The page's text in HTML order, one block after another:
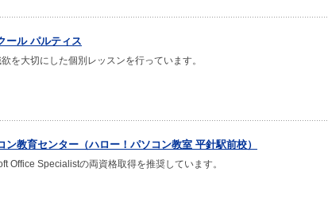
ール パルティス
を大切にした個別レッスンを行っています。
ン教育センター（ハロー！パソコン教室 平針駅前校）
Office Specialistの両資格取得を推奨しています。